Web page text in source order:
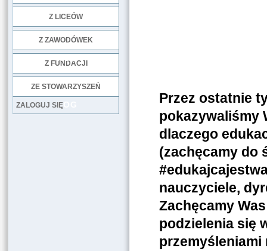
Z LICEÓW
Z ZAWODÓWEK
Z FUNDACJI
ZE STOWARZYSZEŃ
LOG
ZALOGUJ SIĘ
Przez ostatnie
pokazywaliśmy
dlaczego
(zachęcamy do
nauczyciele,
Zachęcamy
podzielenia się